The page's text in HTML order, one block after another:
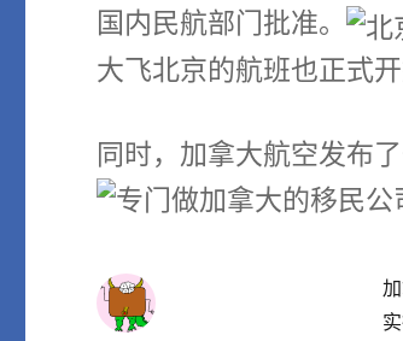
国内民航部门批准。
大飞北京的航班也正式开
同时，加拿大航空发布